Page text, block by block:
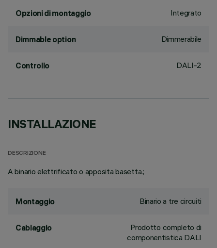
Opzioni di montaggio Integrato
Dimmable option Dimmerabile
Controllo DALI-2
INSTALLAZIONE
DESCRIZIONE
A binario elettrificato o apposita basetta.;
Montaggio Binario a tre circuiti
Cablaggio
Prodotto completo di
componentistica DALI